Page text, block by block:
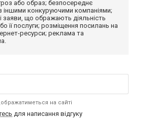
або образ; безпосереднє
іншими конкуруючими компаніями;
заяви, що ображають діяльність
її послуги; розміщення посилань на
ресурси; реклама та
на сайті
для написання відгуку